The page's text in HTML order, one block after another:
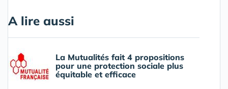
A lire aussi
La Mutualités fait 4 propositions
pour une protection sociale plus
équitable et efficace